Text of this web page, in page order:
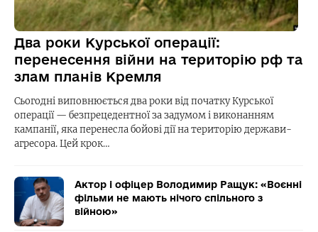
Два роки Курської операції:
перенесення війни на територію рф та
злам планів Кремля
Сьогодні виповнюється два роки від початку Курської
операції — безпрецедентної за задумом і виконанням
кампанії, яка перенесла бойові дії на територію держави-
агресора. Цей крок…
Актор і офіцер Володимир Ращук: «Воєнні
фільми не мають нічого спільного з
війною»